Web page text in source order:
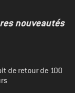
nouveautés
de retour de 100